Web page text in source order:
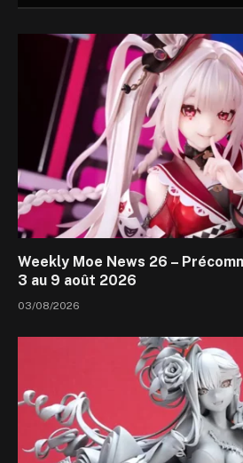
Weekly Moe News 26 –
3 au 9 août 2026
03/08/2026